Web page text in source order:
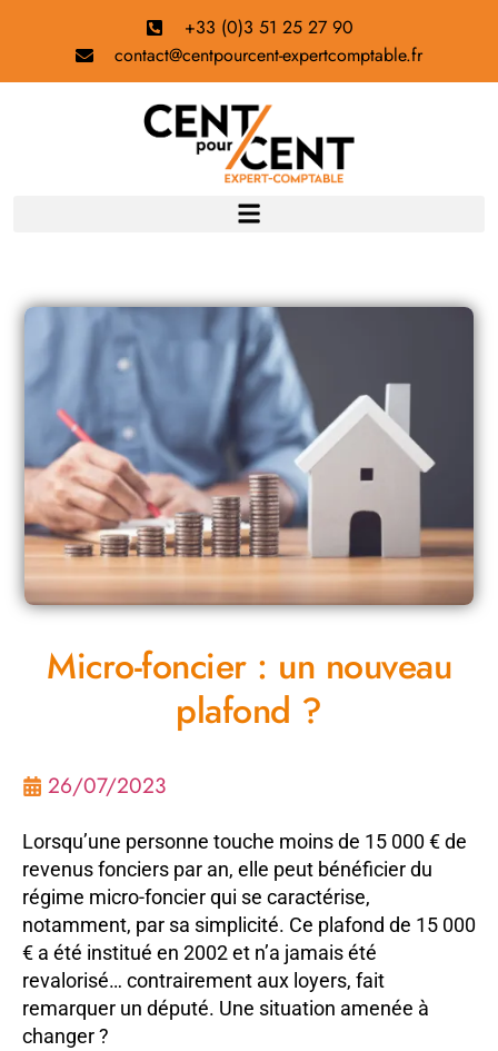
+33 (0)3 51 25 27 90
contact@centpourcent-expertcomptable.fr
Micro-foncier : un nouveau
plafond ?
26/07/2023
Lorsqu’une personne touche moins de 15 000 € de
revenus fonciers par an, elle peut bénéficier du
régime micro-foncier qui se caractérise,
notamment, par sa simplicité. Ce plafond de 15 000
€ a été institué en 2002 et n’a jamais été
revalorisé… contrairement aux loyers, fait
remarquer un député. Une situation amenée à
changer ?